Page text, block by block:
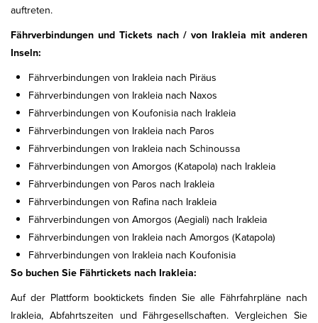
auftreten.
Fährverbindungen und Tickets nach / von Irakleia mit anderen
Inseln:
Fährverbindungen von Irakleia nach Piräus
Fährverbindungen von Irakleia nach Naxos
Fährverbindungen von Koufonisia nach Irakleia
Fährverbindungen von Irakleia nach Paros
Fährverbindungen von Irakleia nach Schinoussa
Fährverbindungen von Amorgos (Katapola) nach Irakleia
Fährverbindungen von Paros nach Irakleia
Fährverbindungen von Rafina nach Irakleia
Fährverbindungen von Amorgos (Aegiali) nach Irakleia
Fährverbindungen von Irakleia nach Amorgos (Katapola)
Fährverbindungen von Irakleia nach Koufonisia
So buchen Sie Fährtickets nach Irakleia:
Auf der Plattform booktickets finden Sie alle Fährfahrpläne nach
Irakleia, Abfahrtszeiten und Fährgesellschaften. Vergleichen Sie